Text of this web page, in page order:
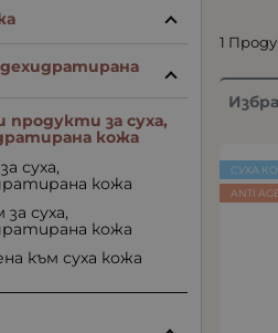
1
СУХА
ANTI AGE
дехидратирана
продукти за суха,
кожа
суха,
кожа
суха,
кожа
към суха кожа